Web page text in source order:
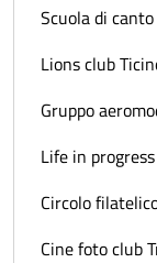
Scuola di
Lions club
Gruppo
Life in progress
Circolo
Cine foto club